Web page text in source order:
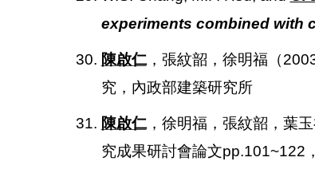
experiments combined with
30. 陳啟仁，張紋韶，徐明福（
究，內政部建築研究所
31. 陳啟仁，徐明福，張紋韶，葉
究成果研討會論文pp.101~122